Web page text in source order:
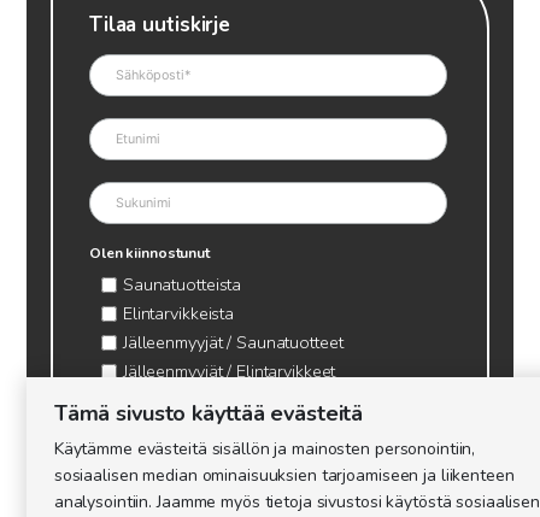
Tilaa uutiskirje
Olen kiinnostunut
Saunatuotteista
Elintarvikkeista
Jälleenmyyjät / Saunatuotteet
Jälleenmyyjät / Elintarvikkeet
Kynttilätarvikkeet & mehiläisvaha
Mehiläistarvikkeet
Ajankohtaista & tietopaketit tarhaajalle
Tämä sivusto käyttää evästeitä
Käytämme evästeitä sisällön ja mainosten personointiin,
sosiaalisen median ominaisuuksien tarjoamiseen ja liikenteen
analysointiin. Jaamme myös tietoja sivustosi käytöstä sosiaalisen